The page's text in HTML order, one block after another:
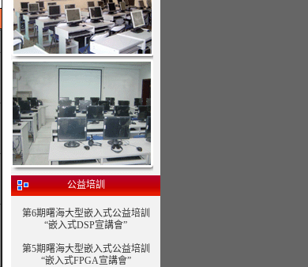
公益培訓
第6期曙海大型嵌入式公益培訓
“嵌入式DSP宣講會”
第5期曙海大型嵌入式公益培訓
“嵌入式FPGA宣講會”